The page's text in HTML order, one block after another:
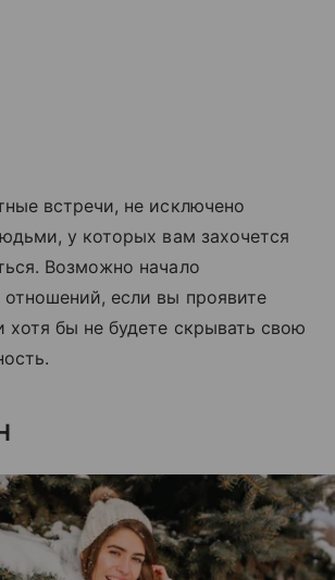
встречи, не исключено
у которых вам захочется
Возможно начало
если вы проявите
хотя бы не будете скрывать свою